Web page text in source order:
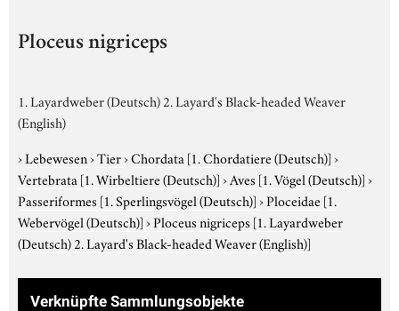
Ploceus nigriceps
1. Layardweber (Deutsch) 2. Layard's Black-headed Weaver
(English)
›Lebewesen›Tier›Chordata [1. Chordatiere (Deutsch)]›
Vertebrata [1. Wirbeltiere (Deutsch)]›Aves [1. Vögel (Deutsch)]›
Passeriformes [1. Sperlingsvögel (Deutsch)]›Ploceidae [1.
Webervögel (Deutsch)]›Ploceus nigriceps [1. Layardweber
(Deutsch) 2. Layard's Black-headed Weaver (English)]
Verknüpfte Sammlungsobjekte